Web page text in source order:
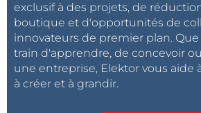
exclusif à des projets, de
boutique et d'opportunités de
innovateurs de premier plan. Que
train d'apprendre, de concevoir
une entreprise, Elektor vous aide
à créer et à grandir.